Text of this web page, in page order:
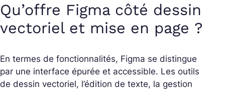
Qu’offre Figma côté dessin
vectoriel et mise en page ?
En termes de fonctionnalités, Figma se distingue
par une interface épurée et accessible. Les outils
de dessin vectoriel, l’édition de texte, la gestion